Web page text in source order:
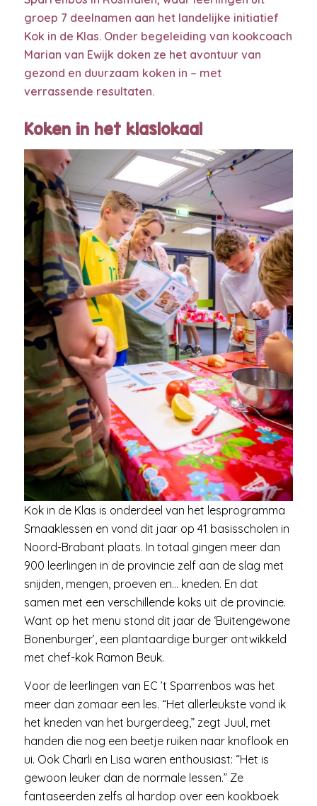
groep 7 deelnamen aan het landelijke initiatief
Kok in de Klas. Onder begeleiding van kookcoach
Marian van Ewijk doken ze het avontuur van
gezond en duurzaam koken in – met
verrassende resultaten.
Koken in het klaslokaal
Kok in de Klas is onderdeel van het lesprogramma
Smaaklessen en vond dit jaar op 41 basisscholen in
Noord-Brabant plaats. In totaal gingen meer dan
900 leerlingen in de provincie zelf aan de slag met
snijden, mengen, proeven en… kneden. En dat
samen met een verschillende koks uit de provincie.
Want op het menu stond dit jaar de ‘Buitengewone
Bonenburger’, een plantaardige burger ontwikkeld
met chef-kok Ramon Beuk.
Voor de leerlingen van EC ’t Sparrenbos was het
meer dan zomaar een les. “Het allerleukste vond ik
het kneden van het burgerdeeg,” zegt Juul, met
handen die nog een beetje ruiken naar knoflook en
ui. Ook Charli en Lisa waren enthousiast: “Het is
gewoon leuker dan de normale lessen.” Ze
fantaseerden zelfs al hardop over een kookboek